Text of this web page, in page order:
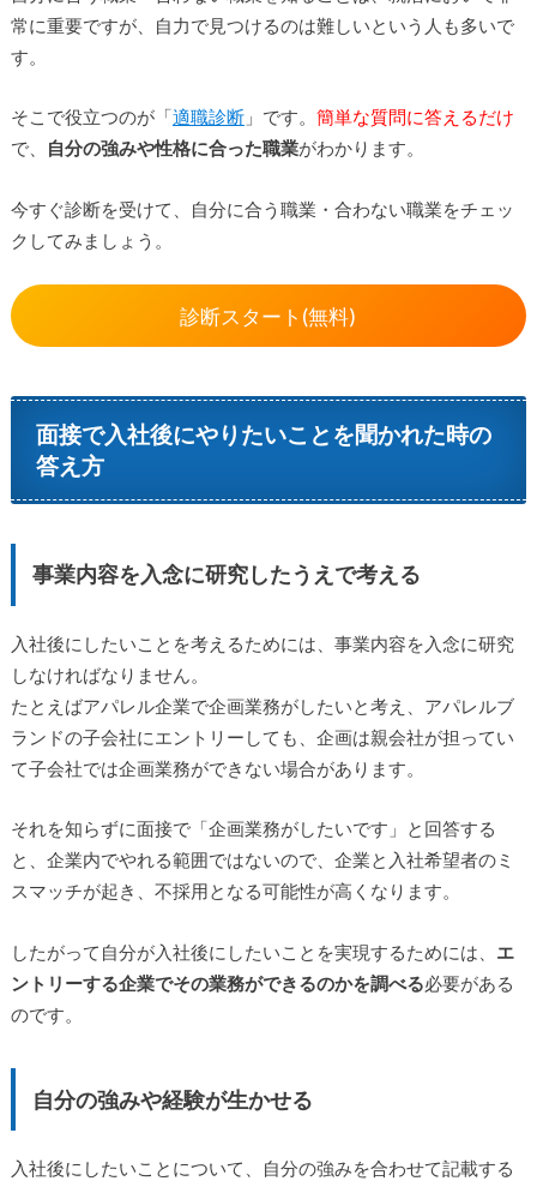
常に重要ですが、自力で見つけるのは難しいという人も多いで
す。
そこで役立つのが「適職診断」です。 簡単な質問に答えるだけ
で、
自分の強みや性格に合った職業がわかります。
今すぐ診断を受けて、自分に合う職業・合わない職業をチェッ
クしてみましょう。
診断スタート(無料)
面接で入社後にやりたいことを聞かれた時の
答え方
事業内容を入念に研究したうえで考える
入社後にしたいことを考えるためには、事業内容を入念に研究
しなければなりません。
たとえばアパレル企業で企画業務がしたいと考え、アパレルブ
ランドの子会社にエントリーしても、企画は親会社が担ってい
て子会社では企画業務ができない場合があります。
それを知らずに面接で「企画業務がしたいです」と回答する
と、企業内でやれる範囲ではないので、企業と入社希望者のミ
スマッチが起き、不採用となる可能性が高くなります。
したがって自分が入社後にしたいことを実現するためには、 エ
ントリーする企業でその業務ができるのかを調べる必要がある
のです。
自分の強みや経験が生かせる
入社後にしたいことについて、自分の強みを合わせて記載する